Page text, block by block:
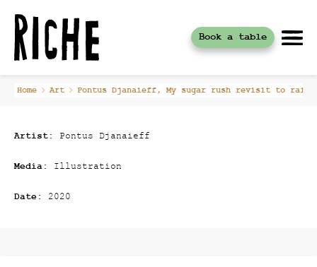
Skip
Book a table
Home Art Pontus Djanaieff, My sugar rush revisit to
Artist: Pontus Djanaieff
Media: Illustration
Date: 2020